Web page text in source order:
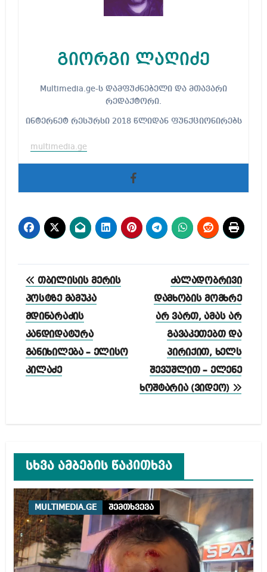
გიორგი ლაღიძე
Multimedia.ge-ს დამფუძნებელი და მთავარი
რედაქტორი.
ინტერნეტ რესურსი 2018 წლიდან ფუნქციონირებს
multimedia.ge
პოსტის
ნავიგაცია
თბილისის მერის
პოსტზე მამუკა
მდინარაძის
კანდიდატურა
განიხილება – ელისო
კილაძე
ძალადობრივი
დამხობის მომხრე
არ ვართ, ამას არ
გავაკეთებთ და
პირიქით, ხელს
შევუშლით – ელენე
ხოშტარია (ვიდეო)
სხვა ამბების წაკითხვა
MULTIMEDIA.GE შემთხვევა